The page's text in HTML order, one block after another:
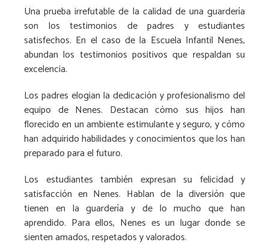
Una prueba irrefutable de la calidad de una guardería
son los testimonios de padres y estudiantes
satisfechos. En el caso de la Escuela Infantil Nenes,
abundan los testimonios positivos que respaldan su
excelencia.
Los padres elogian la dedicación y profesionalismo del
equipo de Nenes. Destacan cómo sus hijos han
florecido en un ambiente estimulante y seguro, y cómo
han adquirido habilidades y conocimientos que los han
preparado para el futuro.
Los estudiantes también expresan su felicidad y
satisfacción en Nenes. Hablan de la diversión que
tienen en la guardería y de lo mucho que han
aprendido. Para ellos, Nenes es un lugar donde se
sienten amados, respetados y valorados.